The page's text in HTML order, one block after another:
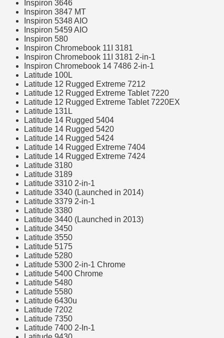
Inspiron 3646
Inspiron 3847 MT
Inspiron 5348 AIO
Inspiron 5459 AIO
Inspiron 580
Inspiron Chromebook 11I 3181
Inspiron Chromebook 11I 3181 2-in-1
Inspiron Chromebook 14 7486 2-in-1
Latitude 100L
Latitude 12 Rugged Extreme 7212
Latitude 12 Rugged Extreme Tablet 7220
Latitude 12 Rugged Extreme Tablet 7220EX
Latitude 131L
Latitude 14 Rugged 5404
Latitude 14 Rugged 5420
Latitude 14 Rugged 5424
Latitude 14 Rugged Extreme 7404
Latitude 14 Rugged Extreme 7424
Latitude 3180
Latitude 3189
Latitude 3310 2-in-1
Latitude 3340 (Launched in 2014)
Latitude 3379 2-in-1
Latitude 3380
Latitude 3440 (Launched in 2013)
Latitude 3450
Latitude 3550
Latitude 5175
Latitude 5280
Latitude 5300 2-in-1 Chrome
Latitude 5400 Chrome
Latitude 5480
Latitude 5580
Latitude 6430u
Latitude 7202
Latitude 7350
Latitude 7400 2-In-1